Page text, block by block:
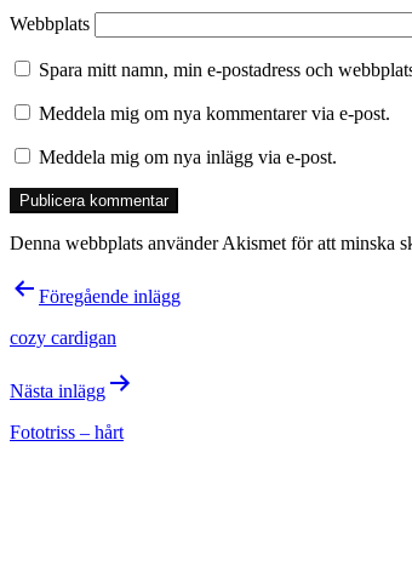
Webbplats
Spara mitt namn, min e-postadress och
Meddela mig om nya kommentarer via e-post.
Meddela mig om nya inlägg via e-post.
Denna webbplats använder Akismet för att minska
Inläggsnavigering
Föregående inlägg
cozy cardigan
Nästa inlägg
Fototriss – hårt